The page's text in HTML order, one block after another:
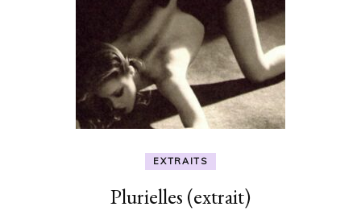
EXTRAITS
Plurielles (extrait)